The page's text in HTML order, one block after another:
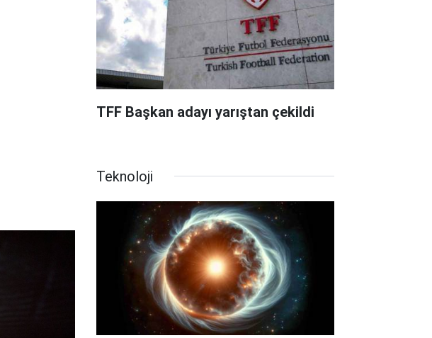
TFF Başkan adayı yarıştan çekildi
Teknoloji